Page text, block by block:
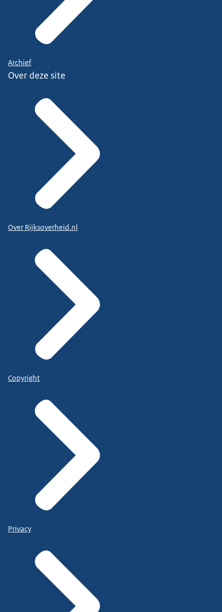
Archief
Over deze site
Over Rijksoverheid.nl
Copyright
Privacy